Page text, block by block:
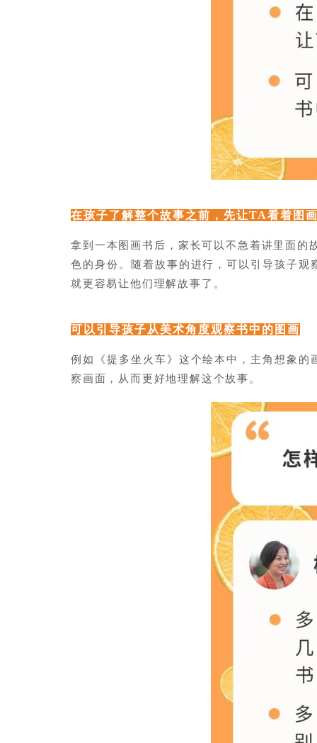
在孩子了解整个故事之前，先让TA看着图
拿到一本图画书后，家长可以不急着讲里面
色的身份。随着故事的进行，可以引导孩子
就更容易让他们理解故事了。
可以引导孩子从美术角度观察书中的图画
例如《提多坐火车》这个绘本中，主角想象
察画面，从而更好地理解这个故事。